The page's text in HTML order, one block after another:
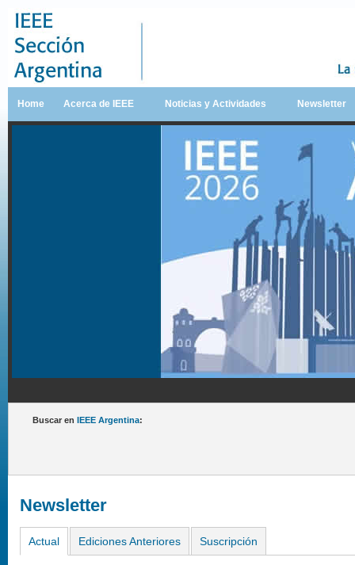
Home Acerca de IEEE Noticias y Actividades Newsletter
Buscar en IEEE Argentina:
Newsletter
Actual Ediciones Anteriores Suscripción